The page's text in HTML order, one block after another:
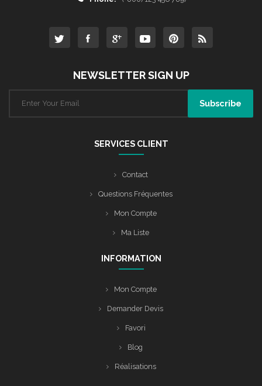
NEWSLETTER SIGN UP
SERVICES CLIENT
Contact
Questions Fréquentes
Mon Compte
Ma Liste
INFORMATION
Mon Compte
Demander Devis
Favori
Blog
Réalisations